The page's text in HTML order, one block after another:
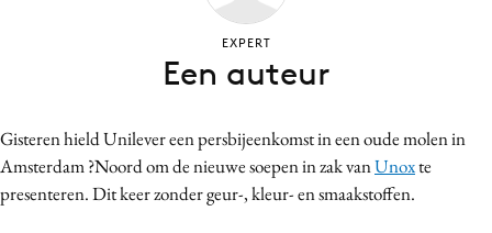
Craft
Customer Experience
Gisteren hield Unilever een persbijeenkomst in een oude molen in
Amsterdam ?Noord om de nieuwe soepen in zak vanUnoxte
presenteren. Dit keer zonder geur-, kleur- en smaakstoffen.
EXPERT
Een auteur